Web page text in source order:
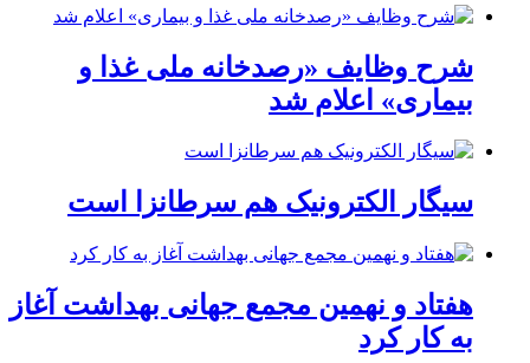
شرح وظایف «رصدخانه ملی غذا و
بیماری» اعلام شد
سیگار الکترونیک هم سرطانزا است
هفتاد و نهمین مجمع جهانی بهداشت آغاز
به کار کرد